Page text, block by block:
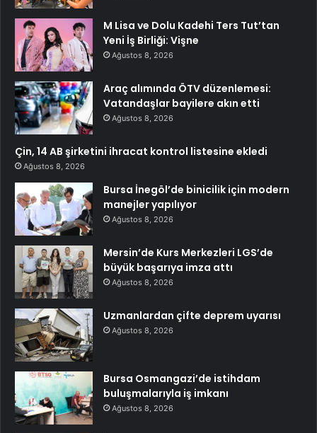
M Lisa ve Dolu Kadehi Ters Tut’tan
Yeni İş Birliği: Vişne
Ağustos 8, 2026
Araç alımında ÖTV düzenlemesi:
Vatandaşlar bayilere akın etti
Ağustos 8, 2026
Çin, 14 AB şirketini ihracat kontrol listesine ekledi
Ağustos 8, 2026
Bursa İnegöl’de binicilik için modern
manejler yapılıyor
Ağustos 8, 2026
Mersin’de Kurs Merkezleri LGS’de
büyük başarıya imza attı
Ağustos 8, 2026
Uzmanlardan çifte deprem uyarısı
Ağustos 8, 2026
Bursa Osmangazi’de istihdam
buluşmalarıyla iş imkanı
Ağustos 8, 2026